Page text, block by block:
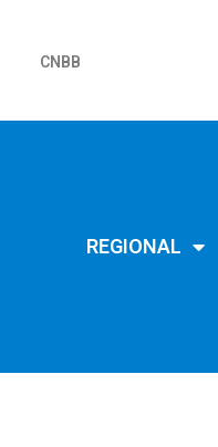
CNBB
REGIONAL